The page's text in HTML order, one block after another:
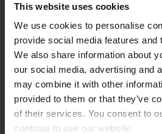
This website uses cookies
We use cookies to personalise
provide social media features and
We also share information about
our social media, advertising and
may combine it with other
provided to them or that they’ve
of their services. You consent to
continue to use our website.
Följande avsnitt ger en
fordonets tekniska
Teknisk Information
Batteri